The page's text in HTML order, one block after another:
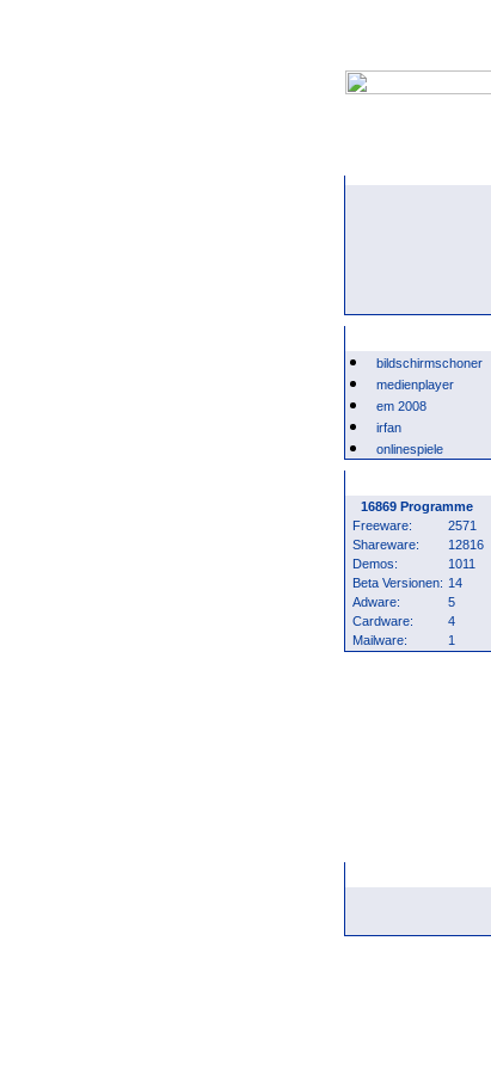
bildschirmschoner
medienplayer
em 2008
irfan
onlinespiele
16869 Programme
Freeware:
2571
Shareware:
12816
Demos:
1011
Beta Versionen: 14
Adware:
5
Cardware:
4
Mailware:
1